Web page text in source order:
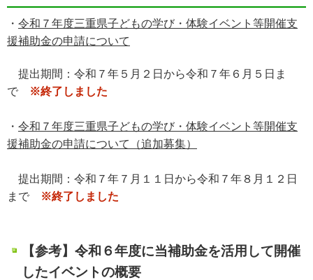
・ 令和７年度三重県子どもの学び・体験イベント等開催支
援補助金の申請について
提出期間：令和７年５月２日から令和７年６月５日ま
で
※終了しました
・ 令和７年度三重県子どもの学び・体験イベント等開催支
援補助金の申請について（追加募集）
提出期間：令和７年７月１１日から令和７年８月１２日
まで
※終了しました
【参考】令和６年度に当補助金を活用して開催
したイベントの概要